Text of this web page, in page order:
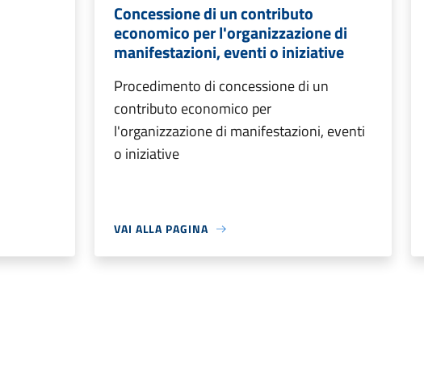
Concessione di un contributo
economico per l'organizzazione di
manifestazioni, eventi o iniziative
Procedimento di concessione di un
contributo economico per
l'organizzazione di manifestazioni, eventi
o iniziative
VAI ALLA PAGINA